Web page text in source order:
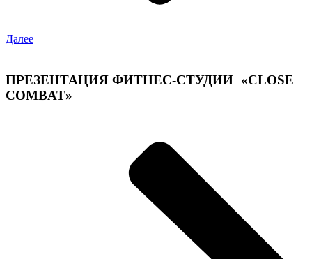
Далее
ПРЕЗЕНТАЦИЯ ФИТНЕС-СТУДИИ «CLOSE
COMBAT»